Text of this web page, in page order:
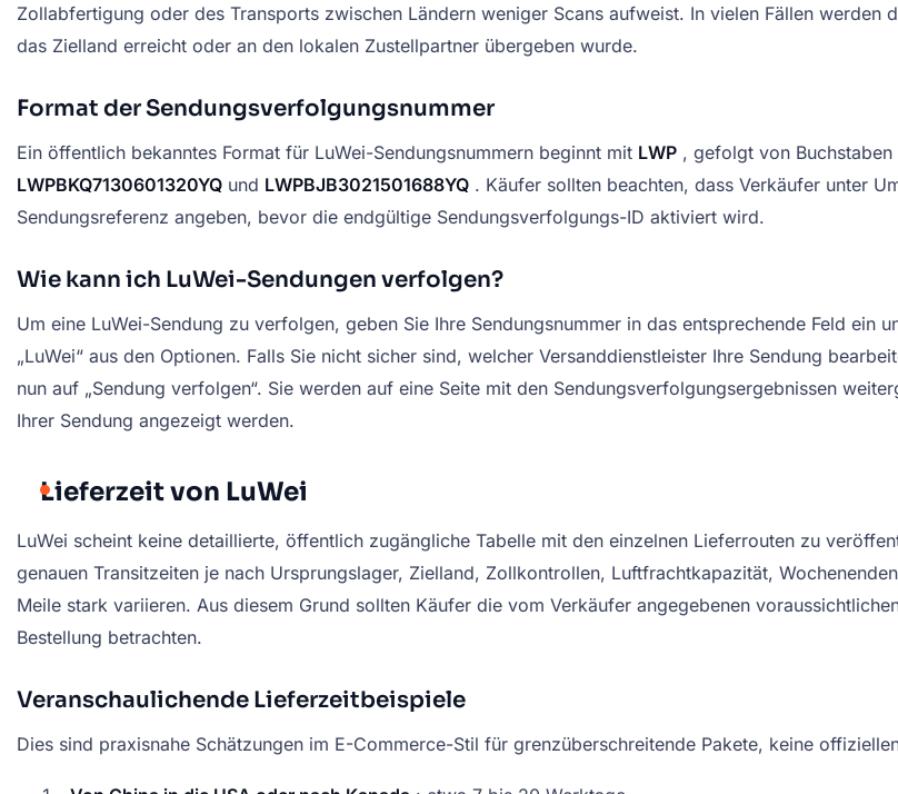
Zollabfertigung oder des Transports zwischen Ländern weniger Scans aufweist. In vielen Fällen
das Zielland erreicht oder an den lokalen Zustellpartner übergeben wurde.
Format der Sendungsverfolgungsnummer
Ein öffentlich bekanntes Format für LuWei-Sendungsnummern beginnt mit LWP , gefolgt von
LWPBKQ7130601320YQ und LWPBJB3021501688YQ . Käufer sollten beachten, dass Verkäufer unter
Sendungsreferenz angeben, bevor die endgültige Sendungsverfolgungs-ID aktiviert wird.
Wie kann ich LuWei-Sendungen verfolgen?
Um eine LuWei-Sendung zu verfolgen, geben Sie Ihre Sendungsnummer in das entsprechende Feld ein
„LuWei“ aus den Optionen. Falls Sie nicht sicher sind, welcher Versanddienstleister Ihre Sendung
nun auf „Sendung verfolgen“. Sie werden auf eine Seite mit den Sendungsverfolgungsergebnissen
Ihrer Sendung angezeigt werden.
Lieferzeit von LuWei
LuWei scheint keine detaillierte, öffentlich zugängliche Tabelle mit den einzelnen Lieferrouten zu
genauen Transitzeiten je nach Ursprungslager, Zielland, Zollkontrollen, Luftfrachtkapazität,
Meile stark variieren. Aus diesem Grund sollten Käufer die vom Verkäufer angegebenen
Bestellung betrachten.
Veranschaulichende Lieferzeitbeispiele
Dies sind praxisnahe Schätzungen im E-Commerce-Stil für grenzüberschreitende Pakete, keine